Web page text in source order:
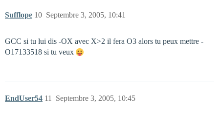
Sufflope Septembre 3, 2005, 10:41
10
GCC si tu lui dis -OX avec X>2 il fera O3 alors tu peux mettre -
O17133518 si tu veux
EndUser54 Septembre 3, 2005, 10:45
11